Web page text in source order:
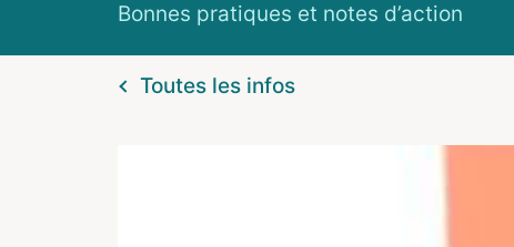
Bonnes pratiques et notes d’action
Toutes les infos